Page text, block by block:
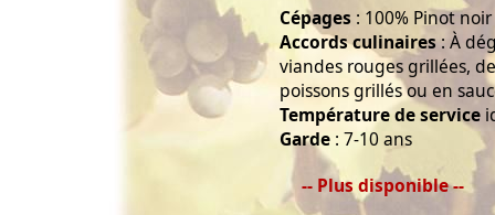
Cépages : 100% Pinot noir
Accords culinaires: À
viandes rouges grillées,
poissons grillés ou en
Température de service
Garde : 7-10 ans
-- Plus disponible --